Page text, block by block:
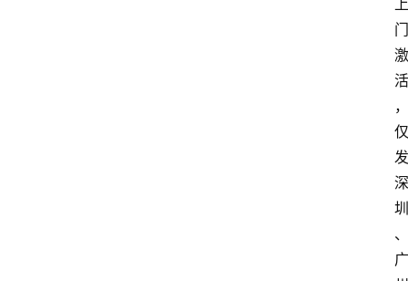
上
门
激
活
，
仅
发
深
圳
、
广